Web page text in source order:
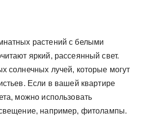
растений с белыми
яркий, рассеянный свет.
солнечных лучей, которые могут
Если в вашей квартире
можно использовать
например, фитолампы.